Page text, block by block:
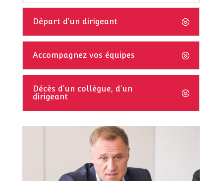
Départ d'un dirigeant
Accompagnez vos équipes
Décès d'un collègue, d'un
dirigeant